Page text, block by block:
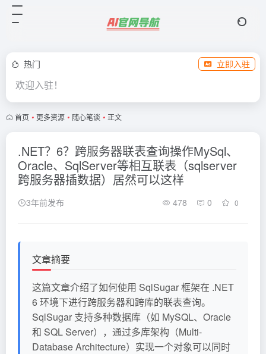
热门 立即入驻
欢迎入驻！
首页 • 更多资源 • 随心笔谈 • 正文
.NET？6？跨服务器联表查询操作MySql、
Oracle、SqlServer等相互联表（sqlserver
跨服务器插数据）居然可以这样
3年前发布 478 0 0
文章摘要
这篇文章介绍了如何使用 SqlSugar 框架在 .NET
6 环境下进行跨服务器和跨库的联表查询。
SqlSugar 支持多种数据库（如 MySQL、Oracle
和 SQL Server），通过多库架构（Multi-
Database Architecture）实现一个对象可以同时